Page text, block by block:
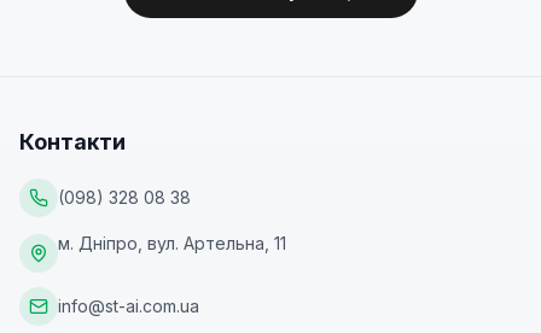
Контакти
(098) 328 08 38
м. Дніпро, вул. Артельна, 11
info@st-ai.com.ua